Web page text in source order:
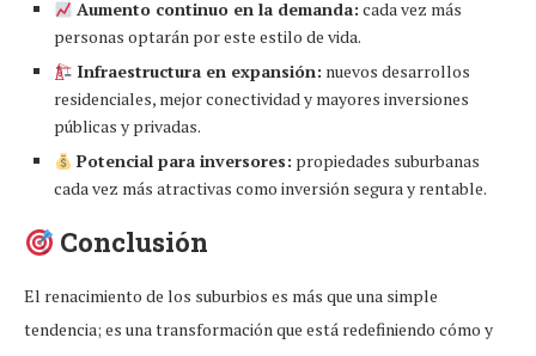
Aumento continuo en la demanda: cada vez más
personas optarán por este estilo de vida.
Infraestructura en expansión: nuevos desarrollos
residenciales, mejor conectividad y mayores inversiones
públicas y privadas.
Potencial para inversores: propiedades suburbanas
cada vez más atractivas como inversión segura y rentable.
Conclusión
El renacimiento de los suburbios es más que una simple
tendencia; es una transformación que está redefiniendo cómo y